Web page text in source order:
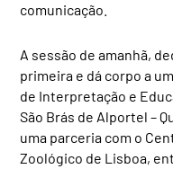
comunicação.
A sessão de amanhã,
primeira e dá corpo a
de Interpretação e
São Brás de Alportel –
uma parceria com o
Zoológico de Lisboa,